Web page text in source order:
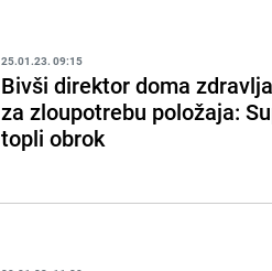
25.01.23. 09:15
Bivši direktor doma
za zloupotrebu položaja:
topli obrok